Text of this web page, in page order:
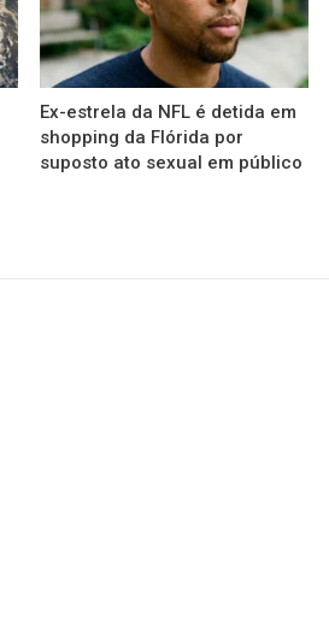
Ex-estrela da NFL é detida em
shopping da Flórida por
suposto ato sexual em público